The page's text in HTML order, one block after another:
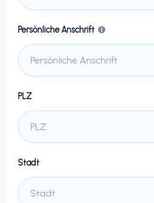
Persönliche Anschrift
PLZ
Stadt